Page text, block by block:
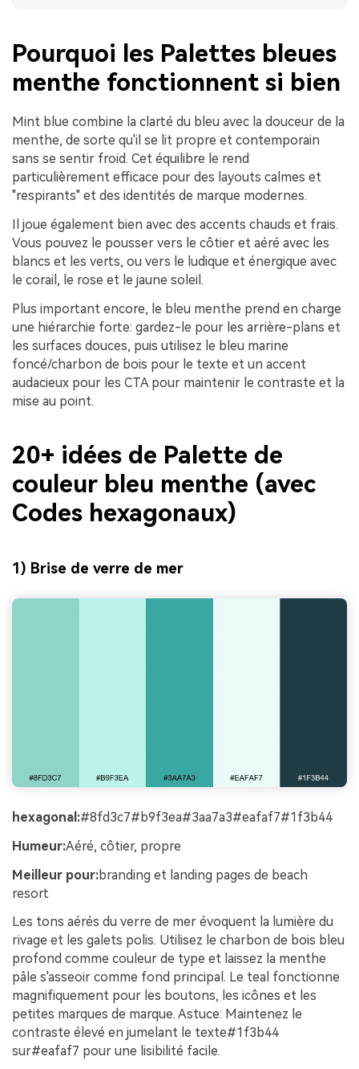
Pourquoi les Palettes bleues
menthe fonctionnent si bien
Mint blue combine la clarté du bleu avec la douceur de la
menthe, de sorte qu'il se lit propre et contemporain
sans se sentir froid. Cet équilibre le rend
particulièrement efficace pour des layouts calmes et
"respirants" et des identités de marque modernes.
Il joue également bien avec des accents chauds et frais.
Vous pouvez le pousser vers le côtier et aéré avec les
blancs et les verts, ou vers le ludique et énergique avec
le corail, le rose et le jaune soleil.
Plus important encore, le bleu menthe prend en charge
une hiérarchie forte: gardez-le pour les arrière-plans et
les surfaces douces, puis utilisez le bleu marine
foncé/charbon de bois pour le texte et un accent
audacieux pour les CTA pour maintenir le contraste et la
mise au point.
20+ idées de Palette de
couleur bleu menthe (avec
Codes hexagonaux)
1) Brise de verre de mer
hexagonal:#8fd3c7#b9f3ea#3aa7a3#eafaf7#1f3b44
Humeur:Aéré, côtier, propre
Meilleur pour:branding et landing pages de beach
resort
Les tons aérés du verre de mer évoquent la lumière du
rivage et les galets polis. Utilisez le charbon de bois bleu
profond comme couleur de type et laissez la menthe
pâle s'asseoir comme fond principal. Le teal fonctionne
magnifiquement pour les boutons, les icônes et les
petites marques de marque. Astuce: Maintenez le
contraste élevé en jumelant le texte#1f3b44
sur#eafaf7 pour une lisibilité facile.